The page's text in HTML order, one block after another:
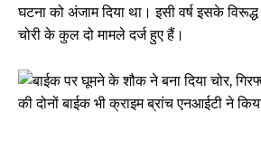
घटना को अंजाम दिया था। इसी वर्ष इसके
चोरी के कुल दो मामले दर्ज हुए हैं।